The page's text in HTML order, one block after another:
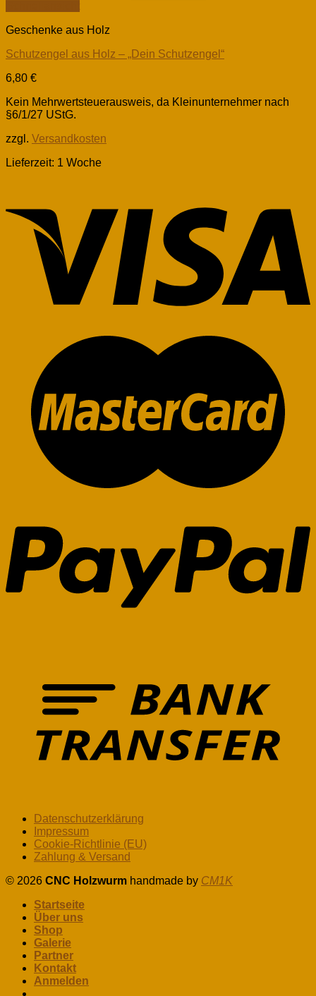
Geschenke aus Holz
Schutzengel aus Holz – „Dein Schutzengel“
6,80 €
Kein Mehrwertsteuerausweis, da Kleinunternehmer nach
§6/1/27 UStG.
zzgl. Versandkosten
Lieferzeit: 1 Woche
Datenschutzerklärung
Impressum
Cookie-Richtlinie (EU)
Zahlung & Versand
© 2026 CNC Holzwurm handmade by CM1K
Startseite
Über uns
Shop
Galerie
Partner
Kontakt
Anmelden